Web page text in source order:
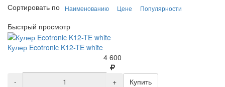
Сортировать по
Наименованию Цене Популярности
Быстрый просмотр
Кулер Ecotronic K12-TE white
4 600
- +
Купить